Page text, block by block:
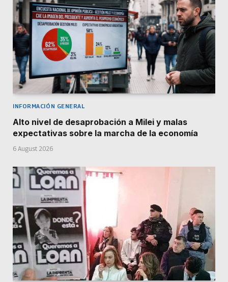
INFORMACIÓN GENERAL
Alto nivel de desaprobación a Milei y malas
expectativas sobre la marcha de la economía
6 August 2026